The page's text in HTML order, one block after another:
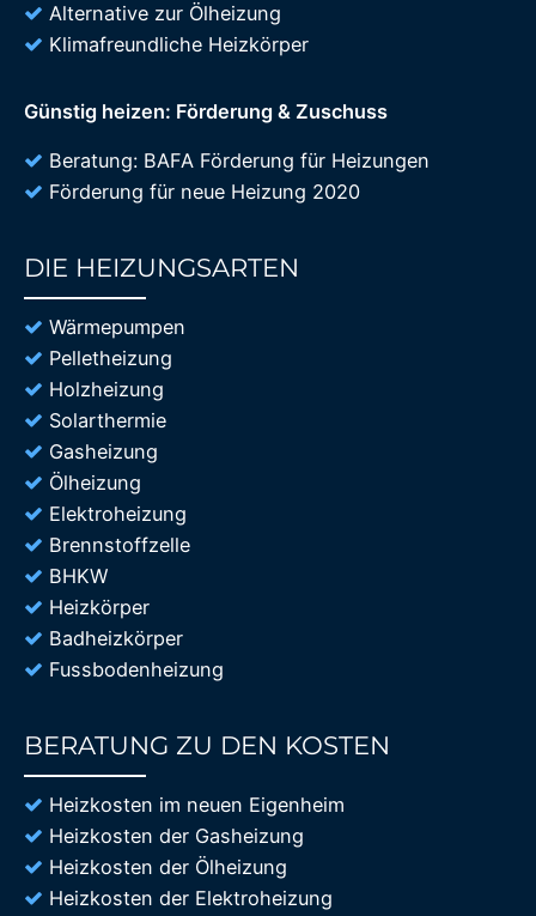
Alternative zur Ölheizung
Klimafreundliche Heizkörper
Günstig heizen: Förderung & Zuschuss
Beratung: BAFA Förderung für Heizungen
Förderung für neue Heizung 2020
DIE HEIZUNGSARTEN
Wärmepumpen
Pelletheizung
Holzheizung
Solarthermie
Gasheizung
Ölheizung
Elektroheizung
Brennstoffzelle
BHKW
Heizkörper
Badheizkörper
Fussbodenheizung
BERATUNG ZU DEN KOSTEN
Heizkosten im neuen Eigenheim
Heizkosten der Gasheizung
Heizkosten der Ölheizung
Heizkosten der Elektroheizung